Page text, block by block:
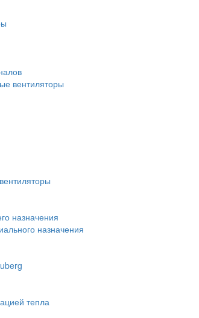
вентиляторы
назначения
назначения
тепла